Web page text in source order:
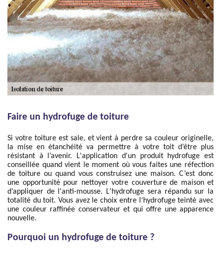
Faire un hydrofuge de toiture
Si votre toiture est sale, et vient à perdre sa couleur originelle,
la mise en étanchéité va permettre à votre toit d’être plus
résistant à l’avenir. L'application d'un produit hydrofuge est
conseillée quand vient le moment où vous faites une réfection
de toiture ou quand vous construisez une maison. C’est donc
une opportunité pour nettoyer votre couverture de maison et
d’appliquer de l'anti-mousse. L'hydrofuge sera répandu sur la
totalité du toit. Vous avez le choix entre l’hydrofuge teinté avec
une couleur raffinée conservateur et qui offre une apparence
nouvelle.
Pourquoi un hydrofuge de toiture ?